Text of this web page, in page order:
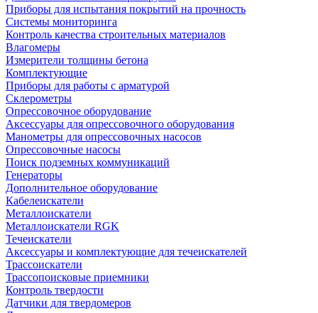
Приборы для испытания покрытий на прочность
Системы мониторинга
Контроль качества строительных материалов
Влагомеры
Измерители толщины бетона
Комплектующие
Приборы для работы с арматурой
Склерометры
Опрессовочное оборудование
Аксессуары для опрессовочного оборудования
Манометры для опрессовочных насосов
Опрессовочные насосы
Поиск подземных коммуникаций
Генераторы
Дополнительное оборудование
Кабелеискатели
Металлоискатели
Металлоискатели RGK
Течеискатели
Аксессуары и комплектующие для течеискателей
Трассоискатели
Трассопоисковые приемники
Контроль твердости
Датчики для твердомеров